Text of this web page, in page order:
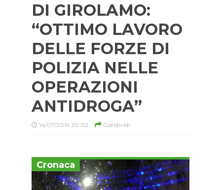
DI GIROLAMO:
“OTTIMO LAVORO
DELLE FORZE DI
POLIZIA NELLE
OPERAZIONI
ANTIDROGA”
14/07/2016 20:02 Condividi
Cronaca